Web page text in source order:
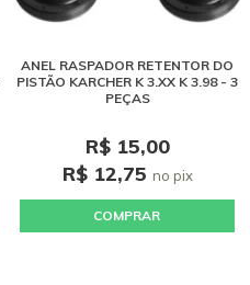
ANEL RASPADOR RETENTOR DO
PISTÃO KARCHER K 3.XX K 3.98 - 3
PEÇAS
R$ 15,00
R$ 12,75 no pix
COMPRAR